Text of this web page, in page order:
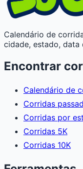
Calendário de
cidade, estado, data
Encontrar
Calendário de
Corridas
Corridas por
Corridas 5K
Corridas 10K